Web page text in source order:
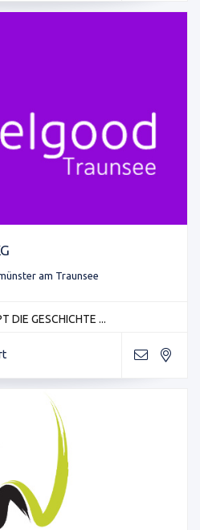
am Traunsee
DIE GESCHICHTE ...